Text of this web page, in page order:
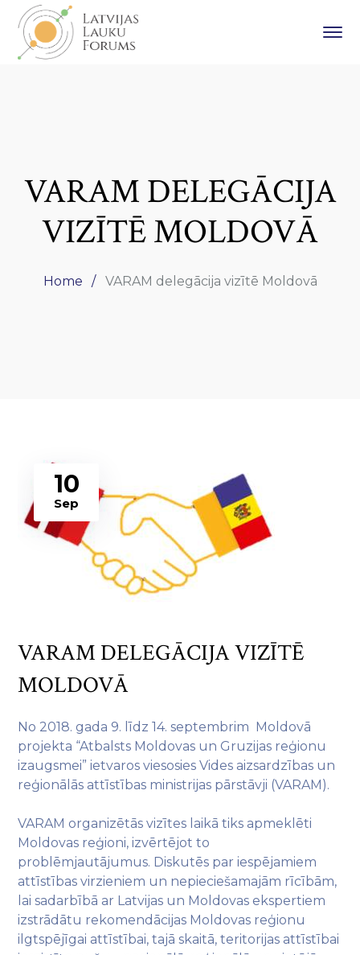
VARAM DELEGĀCIJA
VIZĪTĒ MOLDOVĀ
Home VARAM delegācija vizītē Moldovā
10
Sep
VARAM DELEGĀCIJA VIZĪTĒ
MOLDOVĀ
No 2018. gada 9. līdz 14. septembrim Moldovā
projekta “Atbalsts Moldovas un Gruzijas reģionu
izaugsmei” ietvaros viesosies Vides aizsardzības un
reģionālās attīstības ministrijas pārstāvji (VARAM).
VARAM organizētās vizītes laikā tiks apmeklēti
Moldovas reģioni, izvērtējot to
problēmjautājumus. Diskutēs par iespējamiem
attīstības virzieniem un nepieciešamajām rīcībām,
lai sadarbībā ar Latvijas un Moldovas ekspertiem
izstrādātu rekomendācijas Moldovas reģionu
ilgtspējīgai attīstībai, tajā skaitā, teritorijas attīstībai